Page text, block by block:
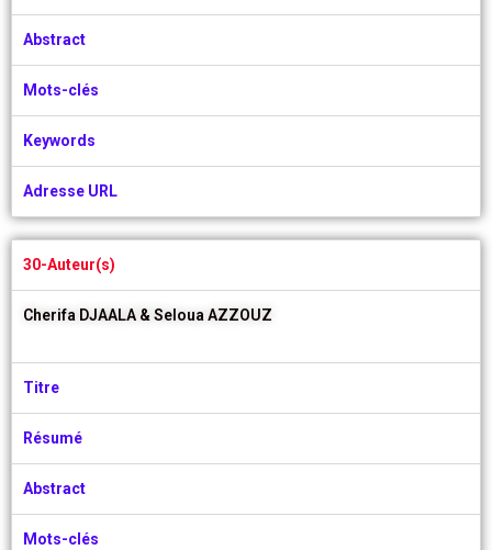
Abstract
Mots-clés
Keywords
Adresse URL
30-Auteur(s)
Cherifa DJAALA &Seloua AZZOUZ
Titre
Résumé
Abstract
Mots-clés